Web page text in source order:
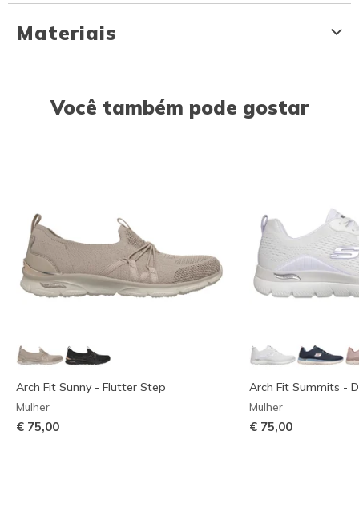
Materiais
Você também pode gostar
Arch Fit Sunny - Flutter Step
Mulher
€ 75,00
Arch Fit Summits -
Mulher
€ 75,00